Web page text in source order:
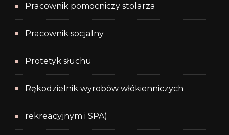
Pracownik pomocniczy stolarza
Pracownik socjalny
Protetyk słuchu
Rękodzielnik wyrobów włókienniczych
rekreacyjnym i SPA)